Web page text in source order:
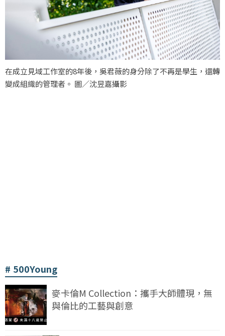
在成立見域工作室的8年後，吳君薇的身分除了不再是學生，還轉
變成組織的管理者。 圖／沈昱嘉攝影
500Young
麥卡倫M Collection：攜手大師體現，無
與倫比的工藝與創意